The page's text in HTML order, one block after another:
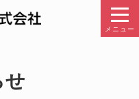
メニュー
せ